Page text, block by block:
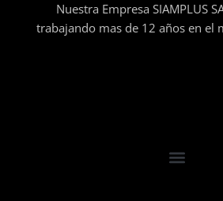
Nuestra Empresa SIAMPLUS
trabajando mas de 12 años en el